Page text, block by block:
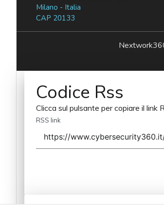
Milano - Italia
CAP 20133
Codice Rss
Clicca sul pulsante per copiare il link
RSS link